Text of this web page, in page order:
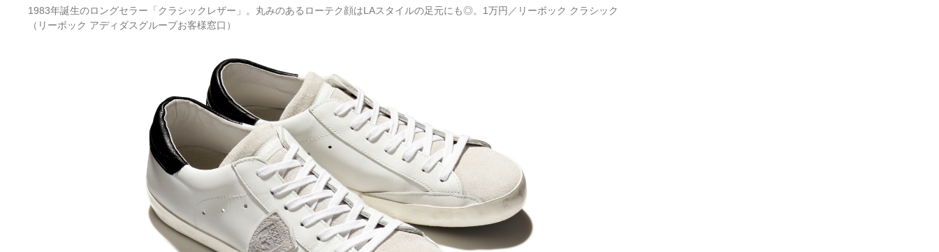
1983年誕生のロングセラー「クラシックレザー」。丸みのあるローテク顔はLAスタイルの足元にも◎。1万円／リーボック クラシック
（リーボック アディダスグループお客様窓口）